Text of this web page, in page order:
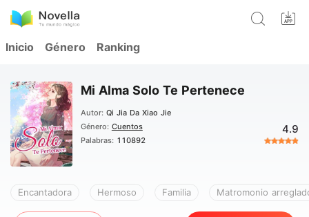
Inicio Género Ranking
Mi Alma Solo Te Pertenece
Autor: Qi Jia Da Xiao Jie
Género: Cuentos
Palabras: 110892
4.9
Encantadora Hermoso Familia Matromonio